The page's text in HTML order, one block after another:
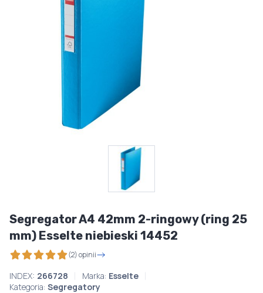
Segregator A4 42mm 2-ringowy (ring 25
mm) Esselte niebieski 14452
(2) opinii
INDEX: 266728 Marka: Esselte
Kategoria: Segregatory